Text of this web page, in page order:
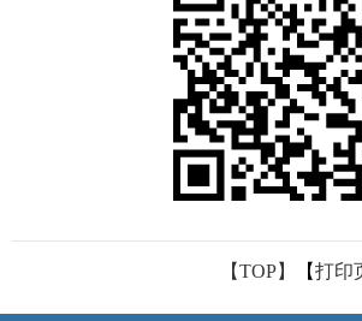
【TOP】 【打印